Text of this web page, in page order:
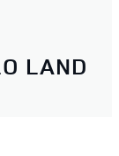
LAND